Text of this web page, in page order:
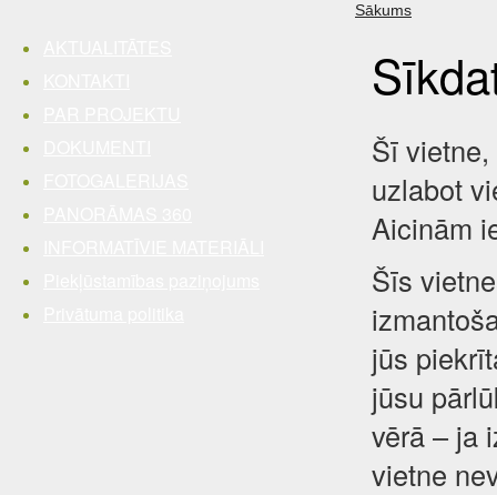
Sākums
Šī
uzlabot
Aicinām
Šīs
jūs
jūsu
vērā – ja
vietne